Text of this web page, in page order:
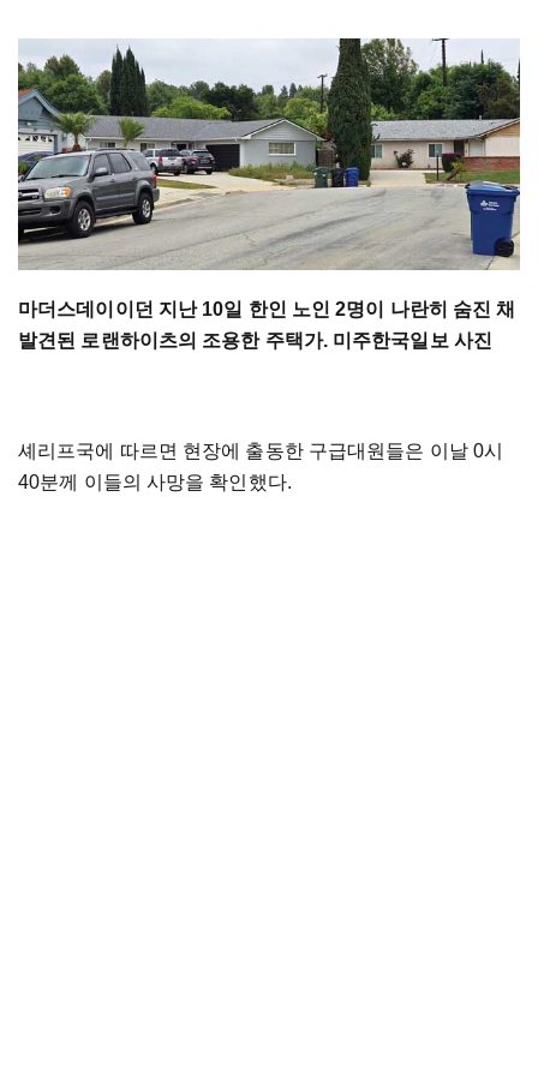
마더스데이이던 지난 10일 한인 노인 2명이 나란히 숨진 채
발견된 로랜하이츠의 조용한 주택가. 미주한국일보 사진
셰리프국에 따르면 현장에 출동한 구급대원들은 이날 0시
40분께 이들의 사망을 확인했다.